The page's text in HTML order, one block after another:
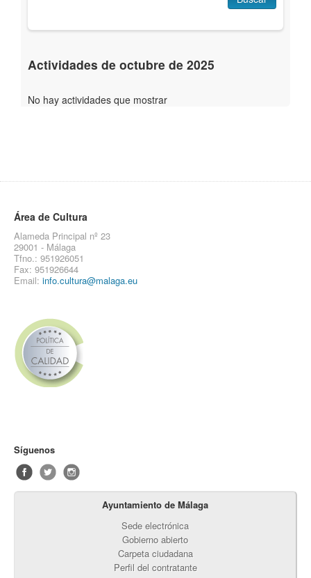
Actividades de octubre de 2025
No hay actividades que mostrar
Área de Cultura
Alameda Principal nº 23
29001 - Málaga
Tfno.: 951926051
Fax: 951926644
Email: info.cultura@malaga.eu
Síguenos
Ayuntamiento de Málaga
Sede electrónica
Gobierno abierto
Carpeta ciudadana
Perfil del contratante